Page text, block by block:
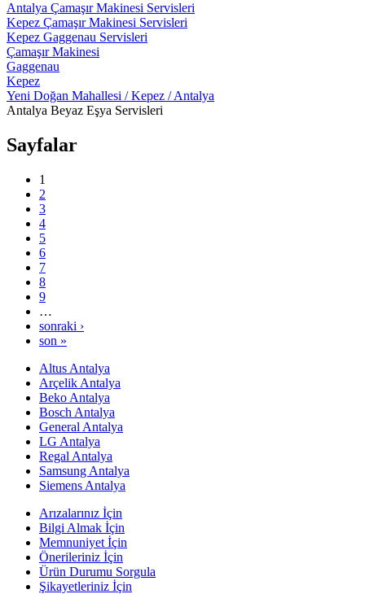
Antalya Çamaşır Makinesi Servisleri
Kepez Çamaşır Makinesi Servisleri
Kepez Gaggenau Servisleri
Çamaşır Makinesi
Gaggenau
Kepez
Yeni Doğan Mahallesi / Kepez / Antalya
Antalya Beyaz Eşya Servisleri
Sayfalar
1
2
3
4
5
6
7
8
9
…
sonraki ›
son »
Altus Antalya
Arçelik Antalya
Beko Antalya
Bosch Antalya
General Antalya
LG Antalya
Regal Antalya
Samsung Antalya
Siemens Antalya
Arızalarınız İçin
Bilgi Almak İçin
Memnuniyet İçin
Önerileriniz İçin
Ürün Durumu Sorgula
Şikayetleriniz İçin